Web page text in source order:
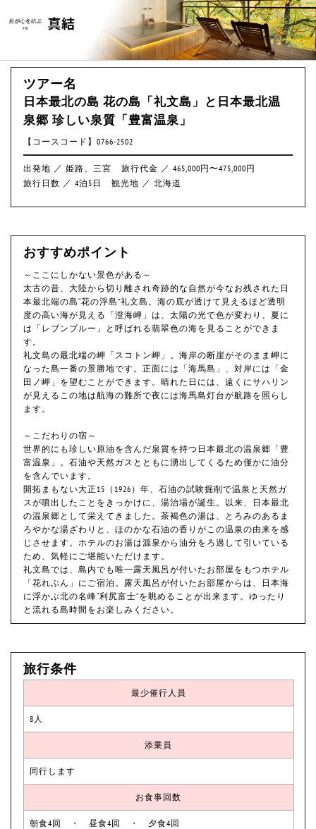
ツアー名
日本最北の島 花の島「礼文島」と日本最北温
泉郷 珍しい泉質「豊富温泉」
【コースコード】0766-2502
出発地 ／ 姫路、三宮
旅行代金 ／ 465,000円〜475,000円
旅行日数 ／ 4泊5日
観光地 ／ 北海道
おすすめポイント
～ここにしかない景色がある～
太古の昔、大陸から切り離され奇跡的な自然が今なお残された日
本最北端の島“花の浮島”礼文島。海の底が透けて見えるほど透明
度の高い海が見える「澄海岬」は、太陽の光で色が変わり、夏に
は「レブンブルー」と呼ばれる翡翠色の海を見ることができま
す。
礼文島の最北端の岬「スコトン岬」。海岸の断崖がそのまま岬に
なった島一番の景勝地です。正面には「海馬島」、対岸には「金
田ノ岬」を望むことができます。晴れた日には、遠くにサハリン
が見えるこの地は航海の難所で夜には海馬島灯台が航路を照らし
ます。
～こだわりの宿～
世界的にも珍しい原油を含んだ泉質を持つ日本最北の温泉郷「豊
富温泉」。石油や天然ガスとともに湧出してくるため僅かに油分
を含んでいます。
開拓まもない大正15（1926）年、石油の試験掘削で温泉と天然ガ
スが噴出したことをきっかけに、湯治場が誕生。以来、日本最北
の温泉郷として栄えてきました。茶褐色の湯は、とろみのあるま
ろやかな湯ざわりと、ほのかな石油の香りがこの温泉の由来を感
じさせます。ホテルのお湯は源泉から油分をろ過して引いている
ため、気軽にご堪能いただけます。
礼文島では、島内でも唯一露天風呂が付いたお部屋をもつホテル
「花れぶん」にご宿泊。露天風呂が付いたお部屋からは、日本海
に浮かぶ北の名峰“利尻富士”を眺めることが出来ます。ゆったり
と流れる島時間をお楽しみください。
旅行条件
最少催行人員
8人
添乗員
同行します
お食事回数
朝食4回 ・ 昼食4回 ・ 夕食4回